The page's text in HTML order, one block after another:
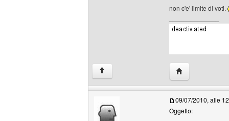
non c'e' limite di voti.
↑ HomePage:
09/07/2010, alle
Oggetto: